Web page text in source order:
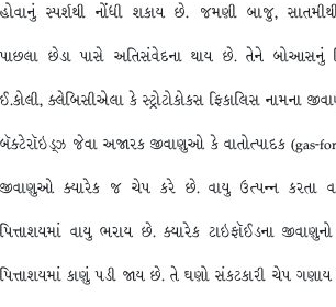
હોવાનું સ્પર્શથી નોંધી શકાય છે. જમણી બાજુ,
પાછલા છેડા પાસે અતિસંવેદના થાય છે. તેને બોઆસનું
ઈ.કોલી, ક્લેબિસીએલા કે સ્ટ્રોટોકોકસ ફિકાલિસ નામના
બૅક્ટેરૉઇડ્ઝ જેવા અજારક જીવાણુઓ કે વાતોત્પાદક (gas-
જીવાણુઓ ક્યારેક જ ચેપ કરે છે. વાયુ ઉત્પન્ન કરતા
પિત્તાશયમાં વાયુ ભરાય છે. ક્યારેક ટાઇફૉઈડના
પિત્તાશયમાં કાણું પડી જાય છે. તે ઘણો સંકટકારી ચેપ ગણાય